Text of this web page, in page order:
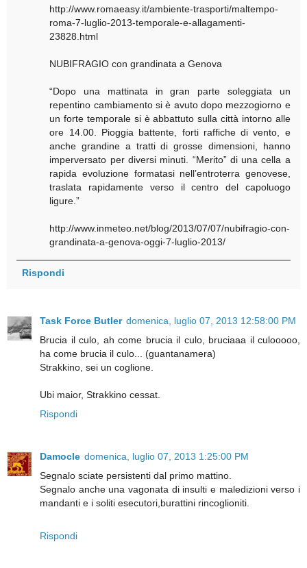
http://www.romaeasy.it/ambiente-trasporti/maltempo-
roma-7-luglio-2013-temporale-e-allagamenti-
23828.html
NUBIFRAGIO con grandinata a Genova
“Dopo una mattinata in gran parte soleggiata un
repentino cambiamento si è avuto dopo mezzogiorno e
un forte temporale si è abbattuto sulla città intorno alle
ore 14.00. Pioggia battente, forti raffiche di vento, e
anche grandine a tratti di grosse dimensioni, hanno
imperversato per diversi minuti. “Merito” di una cella a
rapida evoluzione formatasi nell’entroterra genovese,
traslata rapidamente verso il centro del capoluogo
ligure.”
http://www.inmeteo.net/blog/2013/07/07/nubifragio-con-
grandinata-a-genova-oggi-7-luglio-2013/
Rispondi
Task Force Butler domenica, luglio 07, 2013 12:58:00 PM
Brucia il culo, ah come brucia il culo, bruciaaa il culooooo,
ha come brucia il culo... (guantanamera)
Strakkino, sei un coglione.
Ubi maior, Strakkino cessat.
Rispondi
Damocle domenica, luglio 07, 2013 1:25:00 PM
Segnalo sciate persistenti dal primo mattino.
Segnalo anche una vagonata di insulti e maledizioni verso i
mandanti e i soliti esecutori,burattini rincoglioniti.
Rispondi